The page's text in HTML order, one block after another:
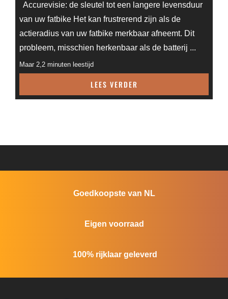
Accurevisie: de sleutel tot een langere levensduur
van uw fatbike Het kan frustrerend zijn als de
actieradius van uw fatbike merkbaar afneemt. Dit
probleem, misschien herkenbaar als de batterij ...
Maar 2,2 minuten leestijd
LEES VERDER
Goedkoopste van NL
Eigen voorraad
100% rijklaar geleverd